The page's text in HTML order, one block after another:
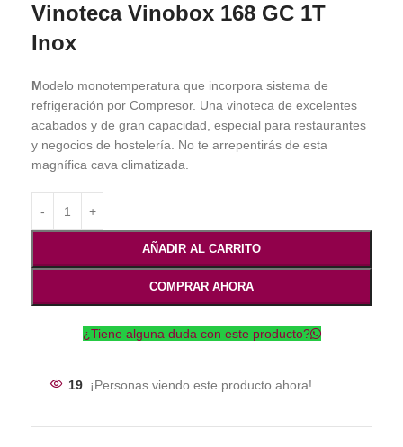
Vinoteca Vinobox 168 GC 1T
Inox
Modelo monotemperatura que incorpora sistema de
refrigeración por Compresor. Una vinoteca de excelentes
acabados y de gran capacidad, especial para restaurantes
y negocios de hostelería. No te arrepentirás de esta
magnífica cava climatizada.
AÑADIR AL CARRITO
COMPRAR AHORA
¿Tiene alguna duda con este producto?
19 ¡Personas viendo este producto ahora!